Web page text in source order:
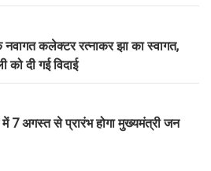
कलेक्टर रत्नाकर झा का स्वागत,
को दी गई विदाई
7 अगस्त से प्रारंभ होगा मुख्यमंत्री जन